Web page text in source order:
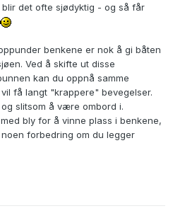
det ofte sjødyktig - og så får
benkene er nok å gi båten
Ved å skifte ut disse
kan du oppnå samme
få langt "krappere" bevegelser.
slitsom å være ombord i.
bly for å vinne plass i benkene,
forbedring om du legger